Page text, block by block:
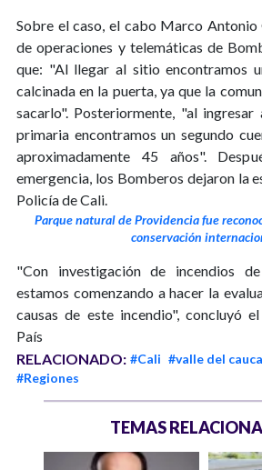
Sobre el caso, el cabo Marco
de operaciones y telemáticas de
que: "Al llegar al sitio encontramos
calcinada en la puerta, ya que la
sacarlo". Posteriormente, "al ingresar
primaria encontramos un segundo
aproximadamente 45 años".
emergencia, los Bomberos dejaron la
Policía de Cali.
Parque natural de Providencia fue
conservación
"Con investigación de incendios
estamos comenzando a hacer la
causas de este incendio", concluyó
País
RELACIONADO: #Cali #valle del cauca
#Regiones
TEMAS